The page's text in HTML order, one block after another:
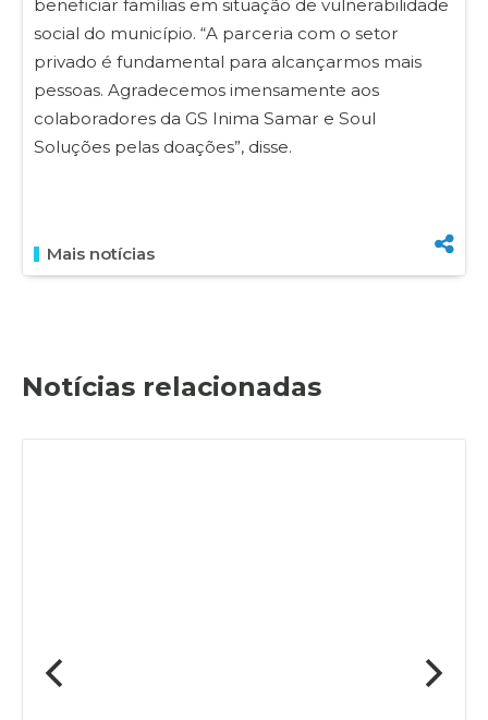
beneficiar famílias em situação de vulnerabilidade
social do município. “A parceria com o setor
privado é fundamental para alcançarmos mais
pessoas. Agradecemos imensamente aos
colaboradores da GS Inima Samar e Soul
Soluções pelas doações”, disse.
Mais notícias
Notícias relacionadas